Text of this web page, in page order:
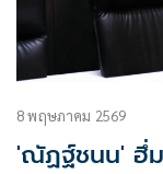
8 พฤษภาคม 2569
'ณัฏฐ์ชนน' ฮึ่ม